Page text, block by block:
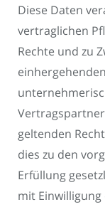
Diese Daten
vertraglichen
Rechte und zu
geltenden
dies zu den
Erfüllung
mit